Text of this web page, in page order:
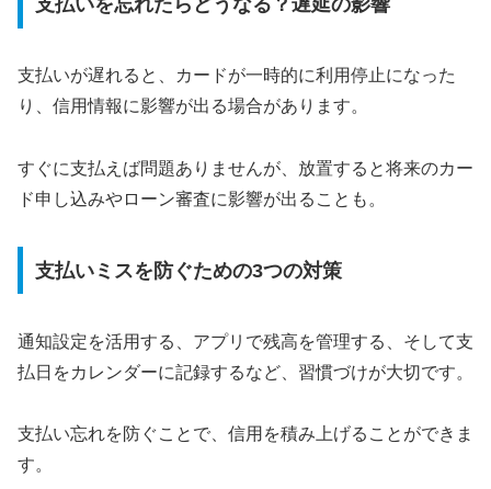
支払いを忘れたらどうなる？遅延の影響
支払いが遅れると、カードが一時的に利用停止になった
り、信用情報に影響が出る場合があります。
すぐに支払えば問題ありませんが、放置すると将来のカー
ド申し込みやローン審査に影響が出ることも。
支払いミスを防ぐための3つの対策
通知設定を活用する、アプリで残高を管理する、そして支
払日をカレンダーに記録するなど、習慣づけが大切です。
支払い忘れを防ぐことで、信用を積み上げることができま
す。